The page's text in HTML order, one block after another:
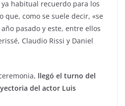
habitual recuerdo para los
que, como se suele decir, «se
pasado y este, entre ellos
Claudio Rissi y Daniel
llegó el turno del
del actor Luis